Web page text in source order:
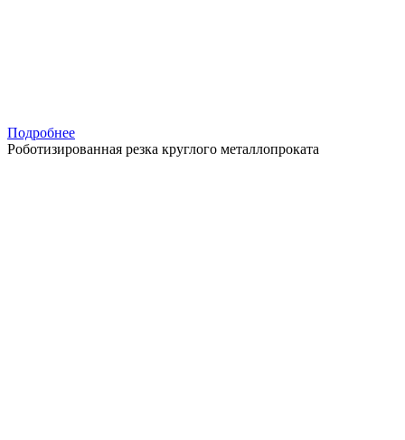
Подробнее
Роботизированная резка круглого металлопроката